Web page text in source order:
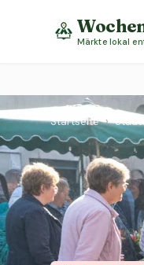
Märkte lokal
Startseite ›